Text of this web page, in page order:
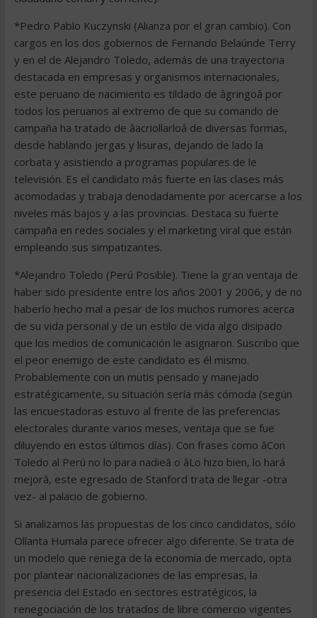
*Pedro Pablo Kuczynski (Alianza por el gran cambio). Con
cargos en los dos gobiernos de Fernando Belaúnde Terry
y en el de Alejandro Toledo, además de una trayectoria
destacada en empresas y organismos internacionales,
este peruano de nacimiento es tildado de âgringoâ por
todos los peruanos al extremo de que su comando de
campaña ha tratado de âacriollarloâ de diversas formas,
desde hablando jergas y lisuras, dejando de lado la
corbata y asistiendo a programas populares de le
televisión. Es el candidato más fuerte en las clases más
acomodadas y trabaja denodadamente por acercarse a los
niveles más bajos y a las provincias. Destaca su fuerte
campaña en redes sociales y el marketing viral que están
empleando sus simpatizantes.
*Alejandro Toledo (Perú Posible). Tiene la gran ventaja de
haber sido presidente entre los años 2001 y 2006, y de no
haberlo hecho mal a pesar de los muchos rumores acerca
de su vida personal y de un estilo de vida algo disipado
que los medios de comunicación le asignaron. Suscribo que
el peor enemigo de este candidato es él mismo.
Probablemente con un mutis pensado y manejado
estratégicamente, su situación sería más cómoda (según
las encuestadoras estuvo al frente de las preferencias
electorales durante varios meses, ventaja que se fue
diluyendo en estos últimos días). Con frases como âCon
Toledo al Perú no lo para nadieâ o âLo hizo bien, lo hará
mejorâ, este egresado de Stanford trata de llegar -otra
vez- al palacio de gobierno.
Si analizamos las propuestas de los cinco candidatos, sólo
Ollanta Humala parece ofrecer algo diferente. Se trata de
un modelo que reniega de la economía de mercado, opta
por plantear nacionalizaciones de las empresas, la
presencia del Estado en sectores estratégicos, la
renegociación de los tratados de libre comercio vigentes